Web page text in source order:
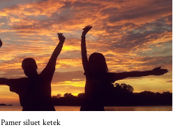
Pamer siluet ketek